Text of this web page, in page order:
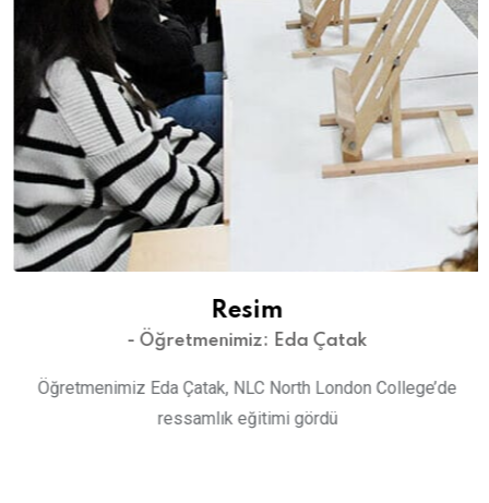
Resim
- Öğretmenimiz: Eda Çatak
Öğretmenimiz Eda Çatak, NLC North London College’de
ressamlık eğitimi gördü